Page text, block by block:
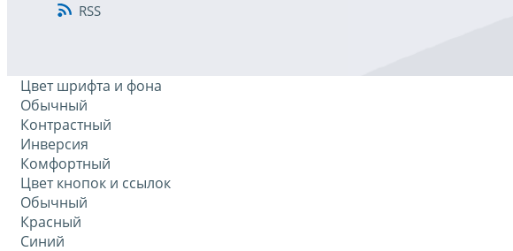
RSS
Цвет шрифта и фона
Обычный
Контрастный
Инверсия
Комфортный
Цвет кнопок и ссылок
Обычный
Красный
Синий